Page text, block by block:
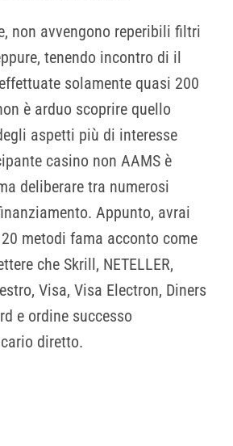
non avvengono reperibili filtri
tenendo incontro di il
solamente quasi 200
è arduo scoprire quello
aspetti più di interesse
casino non AAMS è
deliberare tra numerosi
Appunto, avrai
metodi fama acconto come
che Skrill, NETELLER,
Visa, Visa Electron, Diners
e ordine successo
diretto.